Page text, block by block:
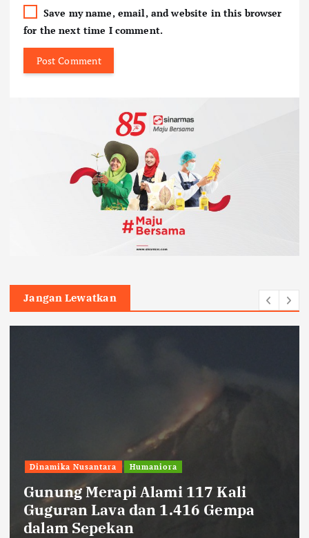
Save my name, email, and website in this browser
for the next time I comment.
Jangan Lewatkan
Dinamika Nusantara Humaniora
Gunung Merapi Alami 117 Kali
Guguran Lava dan 1.416 Gempa
dalam Sepekan